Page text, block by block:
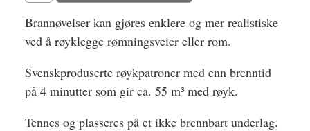
Brannøvelser kan gjøres enklere og mer realistiske
ved å røyklegge rømningsveier eller rom.
Svenskproduserte røykpatroner med enn brenntid
på 4 minutter som gir ca. 55 m³ med røyk.
Tennes og plasseres på et ikke brennbart underlag.